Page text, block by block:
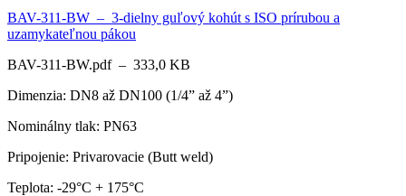
BAV-311-BW – 3-dielny guľový kohút s ISO prírubou a
uzamykateľnou pákou
BAV-311-BW.pdf – 333,0 KB
Dimenzia: DN8 až DN100 (1/4” až 4”)
Nominálny tlak: PN63
Pripojenie: Privarovacie (Butt weld)
Teplota: -29°C + 175°C